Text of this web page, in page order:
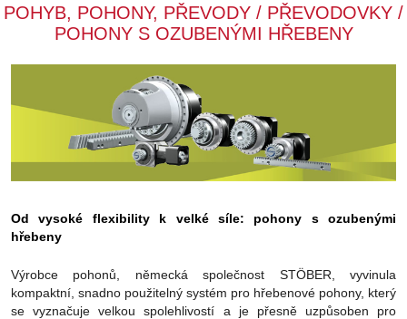
POHYB, POHONY, PŘEVODY / PŘEVODOVKY /
POHONY S OZUBENÝMI HŘEBENY
Od vysoké flexibility k velké síle: pohony s ozubenými
hřebeny
Výrobce pohonů, německá společnost STÖBER, vyvinula
kompaktní, snadno použitelný systém pro hřebenové pohony, který
se vyznačuje velkou spolehlivostí a je přesně uzpůsoben pro